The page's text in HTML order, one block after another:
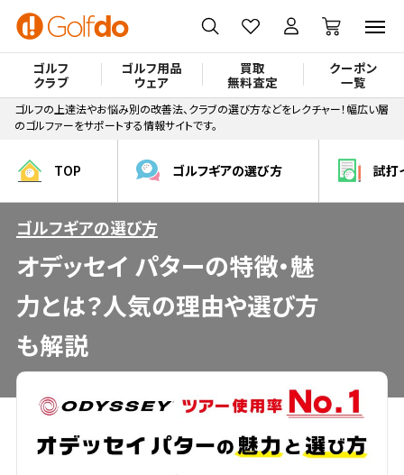
ゴルフ
クラブ
ゴルフ用品
ウェア
買取
無料査定
クーポン
一覧
ゴルフの上達法やお悩み別の改善法、クラブの選び方などをレクチャー！幅広い層
のゴルファーをサポートする情報サイトです。
TOP ゴルフギアの選び方 試打
オデッセイ パターの特徴・魅
力とは？人気の理由や選び方
も解説
ゴルフギアの選び方